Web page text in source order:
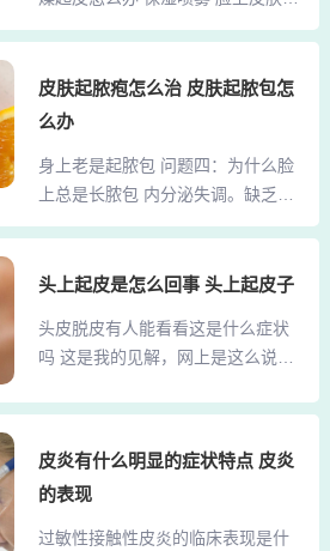
长春市南关区大经路3...
除患了疱疹或包皮龟头炎等疾病可
有关，具体是什么致病菌引起，一
般到医院通过专家的体格检查结合
皮炎，表现为局部红肿、丘疹、溃
疡等。你所说的这种情况最常...
燥起皮的小伙伴，记得随身携带保
时充满足够的保湿因子，为深层肌
肤提供保湿水润，有效恢复肌肤的
为皮肤补充水分，可以通过饮水的
方式来解决。日常注意多喝水，可
以为体内补充充足的水分，还可以
是很受益的。体内水分充足，皮肤
题自然就解决了。3、脸上起皮屑，
关键的解决方法在于补水。时常注
意为皮肤多补水，...
皮肤起脓疱怎么治 皮肤起脓包怎
么办
身上老是起脓包 问题四：为什么脸
上总是长脓包 内分泌失调。缺乏个
人卫生缺乏个人卫生是导致身上出
不经常洗澡或更换衣服，身体上的
致毛囊炎或其他皮肤感染，从而引
起小脓包的出现。首先进行抗感染
定是单纯的多发性脓肿，也有可能
是CTCL，虽然比较罕见。指导意
食上要注意高能量、高蛋白，并尽
头上起皮是怎么回事 头上起皮子
头皮脱皮有人能看看这是什么症状
吗 这是我的见解，网上是这么说
炎的非炎症脱屑到伴脱发的严重脓
的脱发是头癣最常见的表现，脱发
可以是散在斑片，也可累及整个头
皮。可有颈后或耳后淋巴结肿大。
皮炎有什么明显的症状特点 皮炎
的表现
过敏性接触性皮炎的临床表现是什